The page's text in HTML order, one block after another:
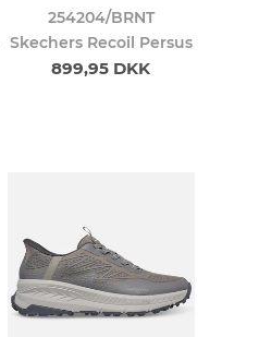
254204/BRNT
Skechers Recoil Persus
899,95 DKK